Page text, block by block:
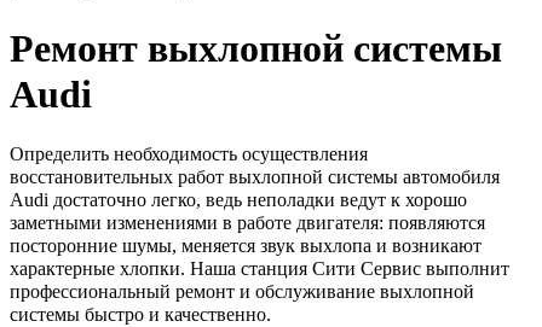
Ремонт выхлопной системы
Audi
Определить необходимость осуществления
восстановительных работ выхлопной системы автомобиля
Audi достаточно легко, ведь неполадки ведут к хорошо
заметными изменениями в работе двигателя: появляются
посторонние шумы, меняется звук выхлопа и возникают
характерные хлопки. Наша станция Сити Сервис выполнит
профессиональный ремонт и обслуживание выхлопной
системы быстро и качественно.